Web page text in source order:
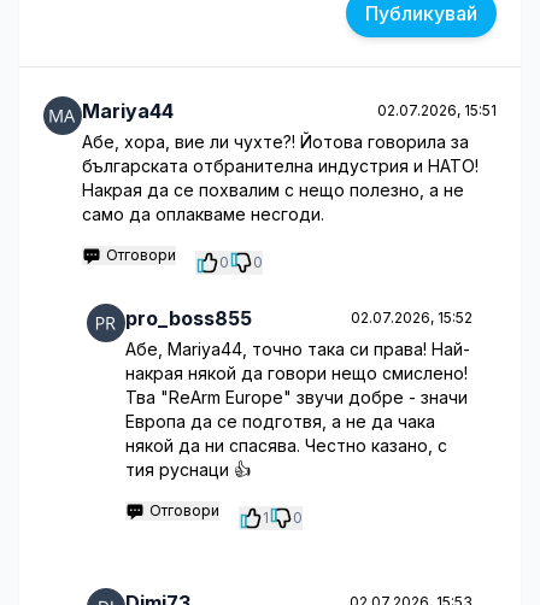
Публикувай
Mariya44 02.07.2026, 15:51
Абе, хора, вие ли чухте?! Йотова говорила за
българската отбранителна индустрия и НАТО!
Накрая да се похвалим с нещо полезно, а не
само да оплакваме несгоди.
Отговори 0 0
pro_boss855 02.07.2026, 15:52
Абе, Mariya44, точно така си права! Най-
накрая някой да говори нещо смислено!
Тва "ReArm Europe" звучи добре - значи
Европа да се подготвя, а не да чака
някой да ни спасява. Честно казано, с
тия руснаци 👍
Отговори 1 0